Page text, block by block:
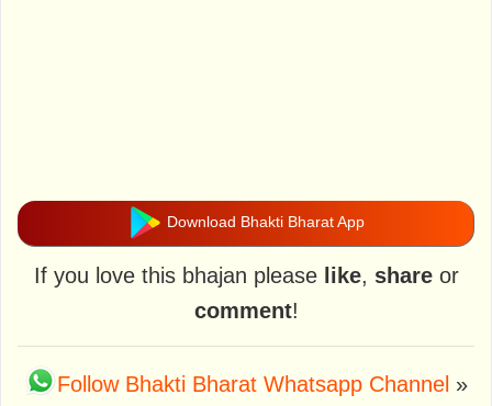
Download Bhakti Bharat App
If you love this bhajan please like, shareor
comment!
Follow Bhakti Bharat Whatsapp Channel »